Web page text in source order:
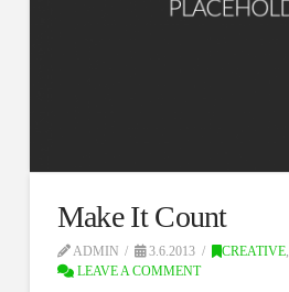
Make It Count
ADMIN 3.6.2013 CREATIVE,
LEAVE A COMMENT